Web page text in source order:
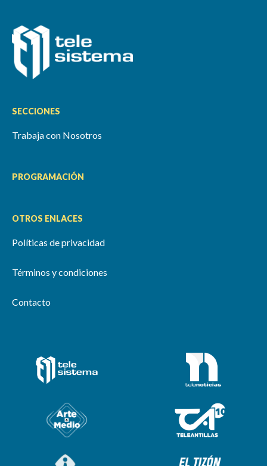
SECCIONES
Trabaja con Nosotros
PROGRAMACIÓN
OTROS ENLACES
Políticas de privacidad
Términos y condiciones
Contacto